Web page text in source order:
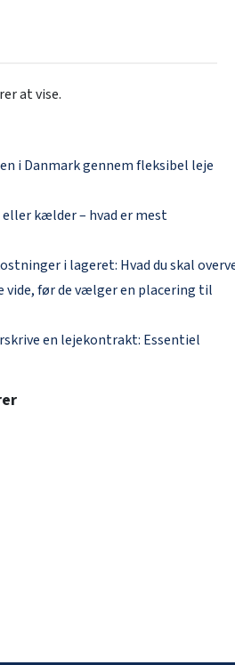
at vise.
i Danmark gennem fleksibel leje
kælder – hvad er mest
i lageret: Hvad du skal
vide, før de vælger en placering til
en lejekontrakt: Essentiel